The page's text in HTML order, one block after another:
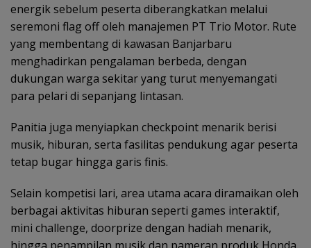
energik sebelum peserta diberangkatkan melalui
seremoni flag off oleh manajemen PT Trio Motor. Rute
yang membentang di kawasan Banjarbaru
menghadirkan pengalaman berbeda, dengan
dukungan warga sekitar yang turut menyemangati
para pelari di sepanjang lintasan.
Panitia juga menyiapkan checkpoint menarik berisi
musik, hiburan, serta fasilitas pendukung agar peserta
tetap bugar hingga garis finis.
Selain kompetisi lari, area utama acara diramaikan oleh
berbagai aktivitas hiburan seperti games interaktif,
mini challenge, doorprize dengan hadiah menarik,